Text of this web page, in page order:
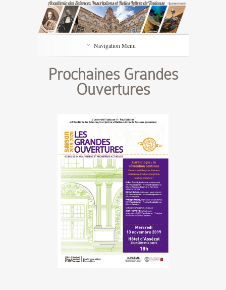
Navigation Menu
Prochaines Grandes
Ouvertures